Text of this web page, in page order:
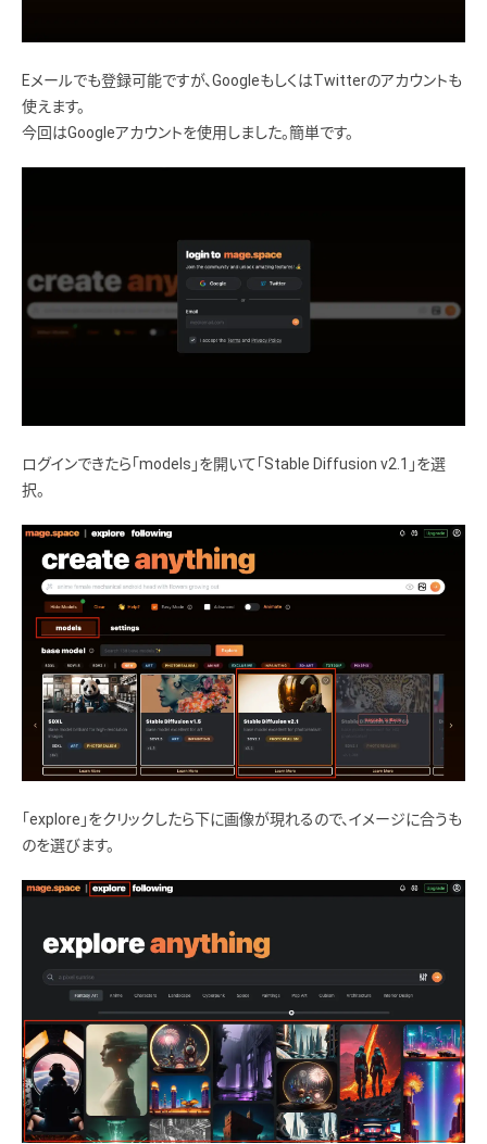
Eメールでも登録可能ですが、GoogleもしくはTwitterのアカウントも
使えます。
今回はGoogleアカウントを使用しました。簡単です。
ログインできたら「models」を開いて「Stable Diffusion v2.1」を選
択。
「explore」をクリックしたら下に画像が現れるので、イメージに合うも
のを選びます。